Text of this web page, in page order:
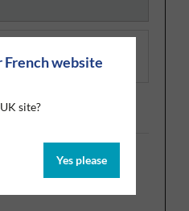
website
site?
Yes please
à ce produit. Si vous
de compte ou
lining adhesive.